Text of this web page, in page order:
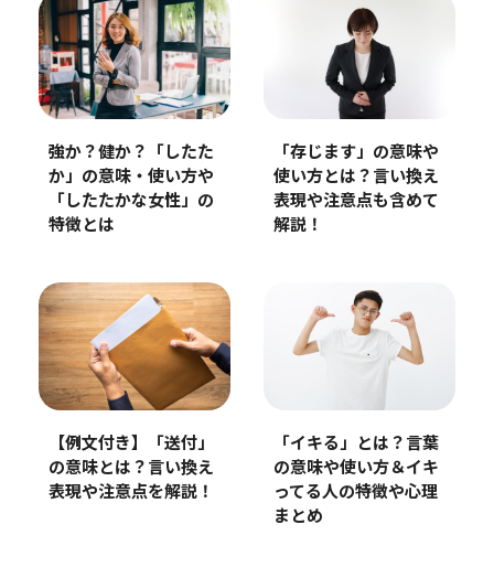
強か？健か？「したた
か」の意味・使い方や
「したたかな女性」の
特徴とは
「存じます」の意味や
使い方とは？言い換え
表現や注意点も含めて
解説！
【例文付き】「送付」
の意味とは？言い換え
表現や注意点を解説！
「イキる」とは？言葉
の意味や使い方＆イキ
ってる人の特徴や心理
まとめ